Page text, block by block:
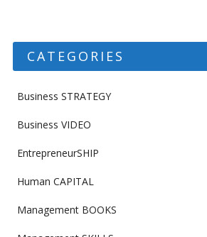
CATEGORIES
Business STRATEGY
Business VIDEO
EntrepreneurSHIP
Human CAPITAL
Management BOOKS